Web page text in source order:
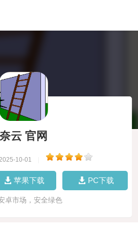
奈云 官网
10-01
苹果下载 PC下载
卓市场，安全绿色